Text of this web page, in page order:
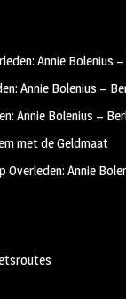
Annie Bolenius
Annie Bolenius –
Annie Bolenius –
met de Geldmaat
Overleden: Annie